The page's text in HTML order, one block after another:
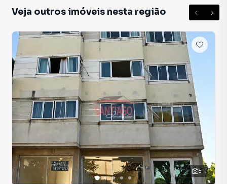
Veja outros imóveis nesta região
5